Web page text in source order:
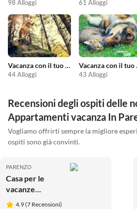
98 Alloggi 61 Alloggi
Vacanza con il tuo cane
44 Alloggi 43 Alloggi
Recensioni degli ospiti delle
Appartamenti vacanza In
Vogliamo offrirti sempre la migliore
ospiti sono già convinti.
PARENZO
Casa per le
vacanze
Rustika
4.9 (7 Recensioni)